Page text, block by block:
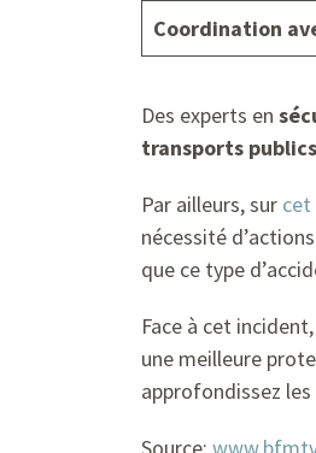
Coordination
Des experts en
transports publics
Par ailleurs, sur cet
nécessité
que ce type
Face à cet
une meilleure
approfondissez
Source: